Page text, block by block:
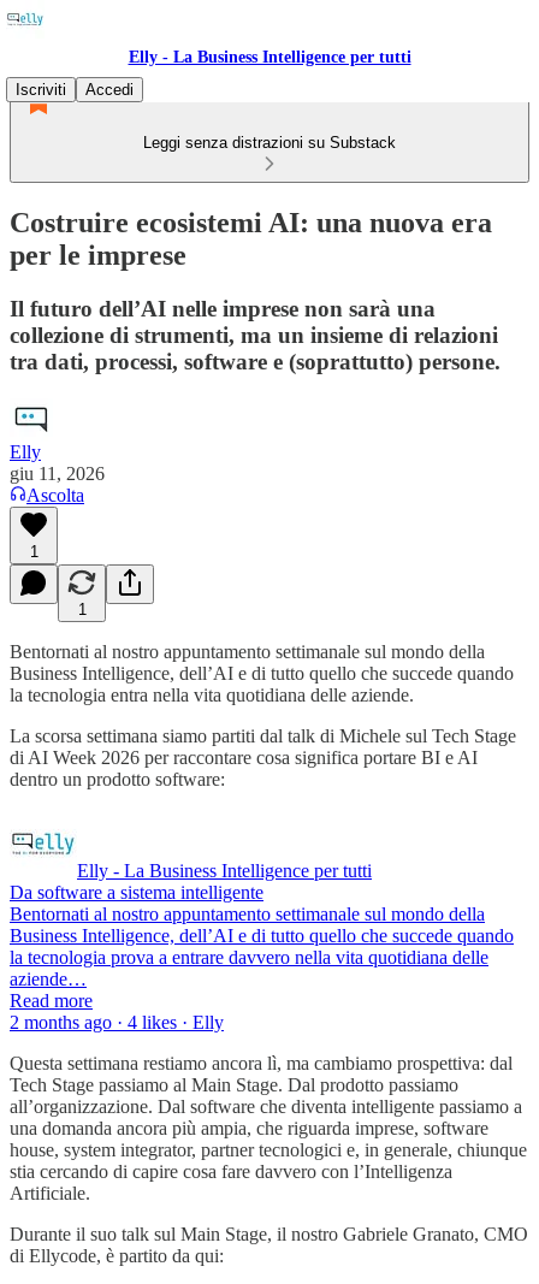
Elly - La Business Intelligence per tutti
Iscriviti
Accedi
Leggi senza distrazioni su Substack
Costruire ecosistemi AI: una nuova era
per le imprese
Il futuro dell’AI nelle imprese non sarà una
collezione di strumenti, ma un insieme di relazioni
tra dati, processi, software e (soprattutto) persone.
Elly
giu 11, 2026
Ascolta
1
1
Bentornati al nostro appuntamento settimanale sul mondo della
Business Intelligence, dell’AI e di tutto quello che succede quando
la tecnologia entra nella vita quotidiana delle aziende.
La scorsa settimana siamo partiti dal talk di Michele sul Tech Stage
di AI Week 2026 per raccontare cosa significa portare BI e AI
dentro un prodotto software:
Elly - La Business Intelligence per tutti
Da software a sistema intelligente
Bentornati al nostro appuntamento settimanale sul mondo della
Business Intelligence, dell’AI e di tutto quello che succede quando
la tecnologia prova a entrare davvero nella vita quotidiana delle
aziende…
Read more
2 months ago · 4 likes · Elly
Questa settimana restiamo ancora lì, ma cambiamo prospettiva: dal
Tech Stage passiamo al Main Stage. Dal prodotto passiamo
all’organizzazione. Dal software che diventa intelligente passiamo a
una domanda ancora più ampia, che riguarda imprese, software
house, system integrator, partner tecnologici e, in generale, chiunque
stia cercando di capire cosa fare davvero con l’Intelligenza
Artificiale.
Durante il suo talk sul Main Stage, il nostro Gabriele Granato, CMO
di Ellycode, è partito da qui: